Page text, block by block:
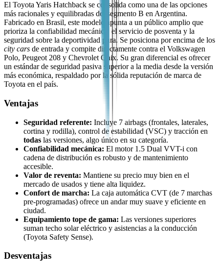
El Toyota Yaris Hatchback se consolida como una de las opciones
más racionales y equilibradas del segmento B en Argentina.
Fabricado en Brasil, este modelo apunta a un público amplio que
prioriza la confiabilidad mecánica, el servicio de posventa y la
seguridad sobre la deportividad pura. Se posiciona por encima de los
city cars de entrada y compite directamente contra el Volkswagen
Polo, Peugeot 208 y Chevrolet Onix. Su gran diferencial es ofrecer
un estándar de seguridad pasiva superior a la media desde la versión
más económica, respaldado por la sólida reputación de marca de
Toyota en el país.
Ventajas
Seguridad referente: Incluye 7 airbags (frontales, laterales,
cortina y rodilla), control de estabilidad (VSC) y tracción en
todas las versiones, algo único en su categoría.
Confiabilidad mecánica: El motor 1.5 Dual VVT-i con
cadena de distribución es robusto y de mantenimiento
accesible.
Valor de reventa: Mantiene su precio muy bien en el
mercado de usados y tiene alta liquidez.
Confort de marcha: La caja automática CVT (de 7 marchas
pre-programadas) ofrece un andar muy suave y eficiente en
ciudad.
Equipamiento tope de gama: Las versiones superiores
suman techo solar eléctrico y asistencias a la conducción
(Toyota Safety Sense).
Desventajas